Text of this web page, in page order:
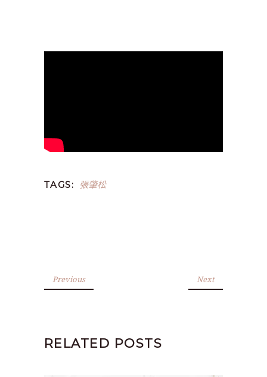
TAGS: 張肇松
Previous Next
RELATED POSTS